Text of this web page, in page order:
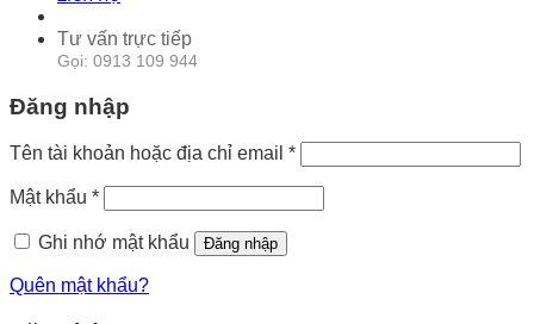
Tư vấn trực tiếp
Gọi: 0913 109 944
Đăng nhập
Tên tài khoản hoặc địa chỉ email *
Mật khẩu *
Ghi nhớ mật khẩu Đăng nhập
Quên mật khẩu?